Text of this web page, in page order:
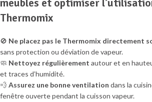
meubles et optimiser
Thermomix
🚫 Ne placez pas le Thermomix directement
sans protection ou déviation de vapeur.
🧼 Nettoyez régulièrement autour et en
et traces d’humidité.
💨 Assurez une bonne ventilation dans la
fenêtre ouverte pendant la cuisson vapeur.